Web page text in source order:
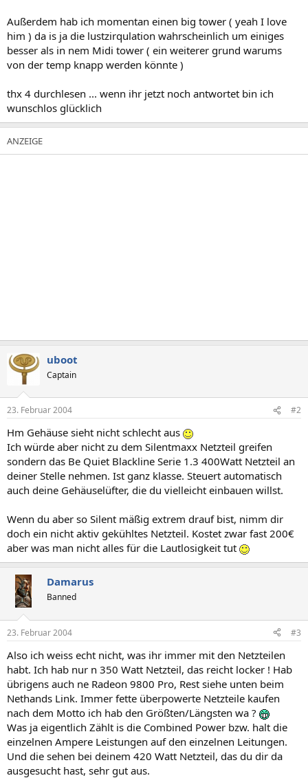
Außerdem hab ich momentan einen big tower ( yeah I love
him ) da is ja die lustzirqulation wahrscheinlich um einiges
besser als in nem Midi tower ( ein weiterer grund warums
von der temp knapp werden könnte )
thx 4 durchlesen ... wenn ihr jetzt noch antwortet bin ich
wunschlos glücklich
uboot
Captain
23. Februar 2004 #2
Hm Gehäuse sieht nicht schlecht aus
Ich würde aber nicht zu dem Silentmaxx Netzteil greifen
sondern das Be Quiet Blackline Serie 1.3 400Watt Netzteil an
deiner Stelle nehmen. Ist ganz klasse. Steuert automatisch
auch deine Gehäuselüfter, die du vielleicht einbauen willst.
Wenn du aber so Silent mäßig extrem drauf bist, nimm dir
doch ein nicht aktiv gekühltes Netzteil. Kostet zwar fast 200€
aber was man nicht alles für die Lautlosigkeit tut
Damarus
Banned
23. Februar 2004 #3
Also ich weiss echt nicht, was ihr immer mit den Netzteilen
habt. Ich hab nur n 350 Watt Netzteil, das reicht locker ! Hab
übrigens auch ne Radeon 9800 Pro, Rest siehe unten beim
Nethands Link. Immer fette überpowerte Netzteile kaufen
nach dem Motto ich hab den Größten/Längsten wa ?
Was ja eigentlich Zählt is die Combined Power bzw. halt die
einzelnen Ampere Leistungen auf den einzelnen Leitungen.
Und die sehen bei deinem 420 Watt Netzteil, das du dir da
ausgesucht hast, sehr gut aus.